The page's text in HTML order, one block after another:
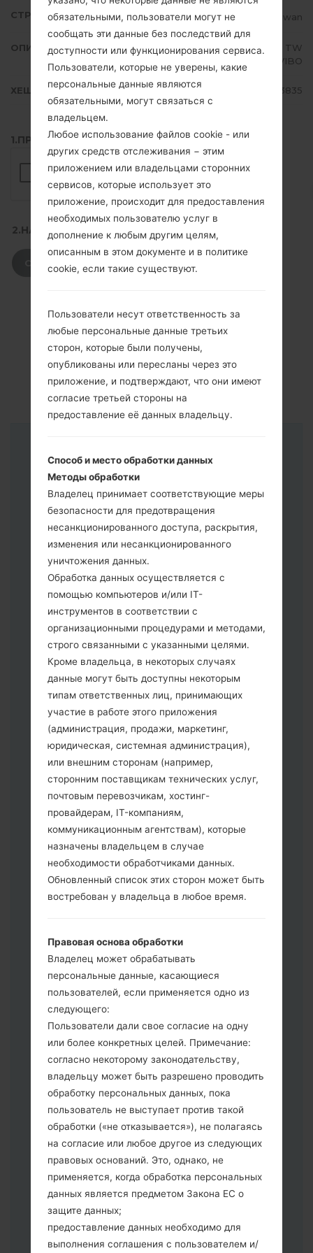
СТРАНА Taiwan
ОПИСАНИЕ
Chunghwa, FarEastTone, KGT, TW
M Mobile, VIBO
ХЕШ 9a575e4e022c426e06bb59c572243835
1.ПРОВЕРИТЬ НАЛИЧИЕ RECAPTCHA
2.НАЖМИТЕ, ЧТОБЫ СКАЧАТЬ
СКАЧАТЬ
Инструкции
Скачайте на свой ПК:Odin 3.
Далее загрузите и распакуйте файл
прошивки.
Вам необходимо 1 (Выбрать 1 файл
прошивки здесь) или 5 (Выбрать 5
файл прошивки здесь) файлов для
прошивки:
AP: "System & Recovery"
CP: "Modem & Radio"
CSC _ ***: "Country & Region & Operator"
HOME_CSC _ ***: "Country & Region &
Operator"
Добавьте все файлы в программу Odin
3.
выберите CSC _ ***, в другом случае
выберите HOME_CSC _ *** для
сохранения Ваших данных.
Теперь выключите устройство и
войдите в "Download" режим. Все
методы как это сделать:
Нажмите и удерживайте клавиши:
питание, громкости и Bixbi.
Нажмите и удерживайте клавиши:
регулировки громкости. Подключив
телефон к ПК используя USB кабель.
Нажмите и удерживайте клавиши:
питание, громкости и домой.
Подключите USB кабель и нажмите
клавиши: уменьшение звука и Bixbi.
Нажмите и удерживайте клавиши:
питания и увеличения громкости
Далее подключите к компьютеру,
программа Odin должна определить
обязательными, пользователи могут не
сообщать эти данные без последствий для
доступности или функционирования сервиса.
Пользователи, которые не уверены, какие
персональные данные являются
обязательными, могут связаться с
владельцем.
Любое использование файлов cookie - или
других средств отслеживания − этим
приложением или владельцами сторонних
сервисов, которые использует это
приложение, происходит для предоставления
необходимых пользователю услуг в
дополнение к любым другим целям,
описанным в этом документе и в политике
cookie, если такие существуют.
Пользователи несут ответственность за
любые персональные данные третьих
сторон, которые были получены,
опубликованы или пересланы через это
приложение, и подтверждают, что они имеют
согласие третьей стороны на
предоставление её данных владельцу.
Способ и место обработки данных
Методы обработки
Владелец принимает соответствующие меры
безопасности для предотвращения
несанкционированного доступа, раскрытия,
изменения или несанкционированного
уничтожения данных.
Обработка данных осуществляется с
помощью компьютеров и/или IT-
инструментов в соответствии с
организационными процедурами и методами,
строго связанными с указанными целями.
Кроме владельца, в некоторых случаях
данные могут быть доступны некоторым
типам ответственных лиц, принимающих
участие в работе этого приложения
(администрация, продажи, маркетинг,
юридическая, системная администрация),
или внешним сторонам (например,
сторонним поставщикам технических услуг,
почтовым перевозчикам, хостинг-
провайдерам, IT-компаниям,
коммуникационным агентствам), которые
назначены владельцем в случае
необходимости обработчиками данных.
Обновленный список этих сторон может быть
востребован у владельца в любое время.
Правовая основа обработки
Владелец может обрабатывать
персональные данные, касающиеся
пользователей, если применяется одно из
следующего:
Пользователи дали свое согласие на одну
или более конкретных целей. Примечание:
согласно некоторому законодательству,
владельцу может быть разрешено проводить
обработку персональных данных, пока
пользователь не выступает против такой
обработки («не отказывается»), не полагаясь
на согласие или любое другое из следующих
правовых оснований. Это, однако, не
применяется, когда обработка персональных
данных является предметом Закона ЕС о
защите данных;
предоставление данных необходимо для
выполнения соглашения с пользователем и/